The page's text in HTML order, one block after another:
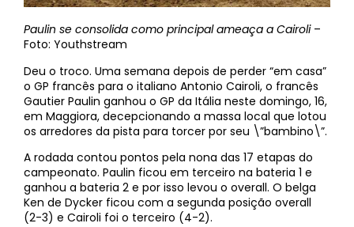
Paulin se consolida como principal ameaça a Cairoli–
Foto: Youthstream
Deu o troco. Uma semana depois de perder “em casa”
o GP francês para o italiano Antonio Cairoli, o francês
Gautier Paulin ganhou o GP da Itália neste domingo, 16,
em Maggiora, decepcionando a massa local que lotou
os arredores da pista para torcer por seu \”bambino\”.
A rodada contou pontos pela nona das 17 etapas do
campeonato. Paulin ficou em terceiro na bateria 1 e
ganhou a bateria 2 e por isso levou o overall. O belga
Ken de Dycker ficou com a segunda posição overall
(2-3) e Cairoli foi o terceiro (4-2).